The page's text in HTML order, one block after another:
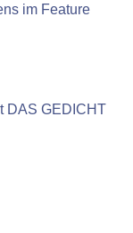
im Feature
DAS GEDICHT